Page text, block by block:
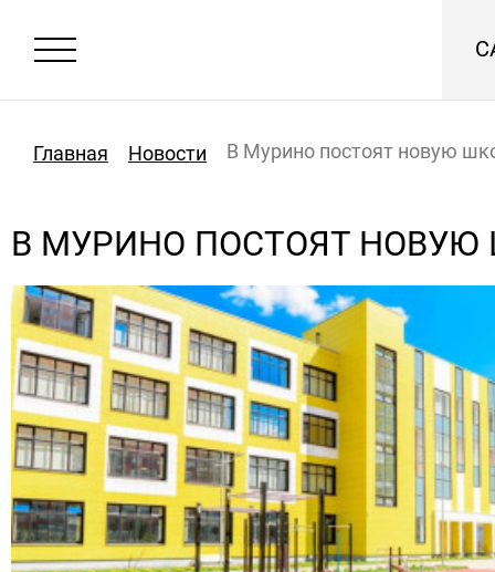
Главная Новости В Мурино постоят новую
В МУРИНО ПОСТОЯТ НОВУЮ